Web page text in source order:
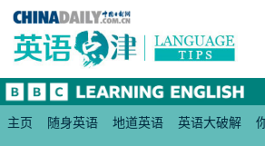
主页 随身英语 地道英语 英语大破解